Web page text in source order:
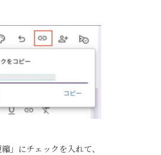
縮」にチェックを入れて、